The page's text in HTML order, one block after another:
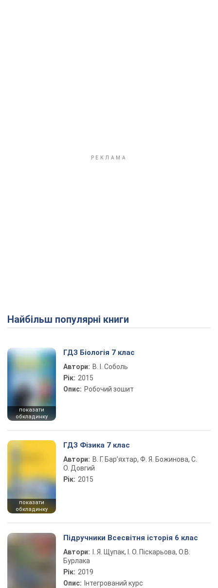
Найбільш популярні книги
показати
обкладинку
ГДЗ Біологія 7 клас
Автори: В. І. Соболь
Рік: 2015
Опис: Робочий зошит
показати
обкладинку
ГДЗ Фізика 7 клас
Автори: В. Г. Бар’яхтар, Ф. Я. Божинова, С.
О. Довгий
Рік: 2015
Підручники Всесвітня історія 6 клас
Автори:
І. Я. Щупак, І. О. Піскарьова, О.В.
Бурлака
Рік: 2019
Опис: Інтегрований курс